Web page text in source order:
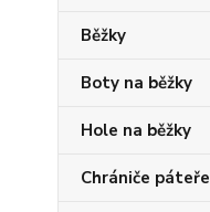
Běžky
Boty na běžky
Hole na běžky
Chrániče páteře